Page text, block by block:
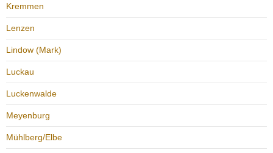
Kremmen
Lenzen
Lindow (Mark)
Luckau
Luckenwalde
Meyenburg
Mühlberg/Elbe